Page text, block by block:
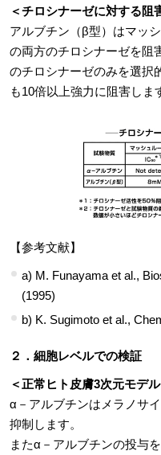
＜チロシナーゼに対する阻
アルブチン（β型）はマッ
の両方のチロシナーゼを阻
のチロシナーゼのみを選択
も10倍以上強力に阻害しま
【参考文献】
a) M. Funayama et al.,
(1995)
b) K. Sugimoto et al.,
２．細胞レベルでの検証
＜正常ヒト皮膚3次元モデ
α－アルブチンはメラノサ
抑制します。
またα－アルブチンの投与